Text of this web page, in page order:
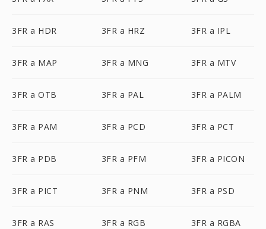
3FR a HDR 3FR a HRZ 3FR a IPL
3FR a MAP 3FR a MNG 3FR a MTV
3FR a OTB 3FR a PAL 3FR a PALM
3FR a PAM 3FR a PCD 3FR a PCT
3FR a PDB 3FR a PFM 3FR a PICON
3FR a PICT 3FR a PNM 3FR a PSD
3FR a RAS 3FR a RGB 3FR a RGBA